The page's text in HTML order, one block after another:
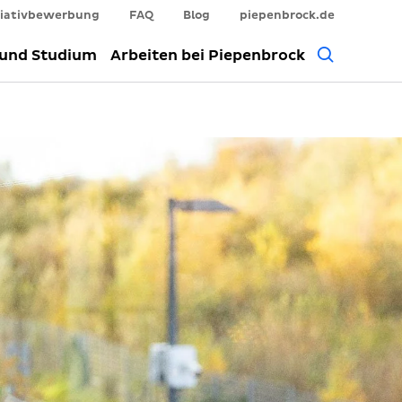
FAQ Blog piepenbrock.de
Studium Arbeiten bei Piepenbrock